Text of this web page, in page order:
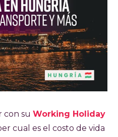
con su Working Holiday
cual es el costo de vida